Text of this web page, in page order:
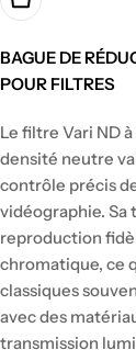
BAGUE DE
POUR FILTRES
régulier
Le filtre Vari ND
densité neutre
contrôle précis
vidéographie. Sa
reproduction
chromatique, ce
classiques
avec des
transmission